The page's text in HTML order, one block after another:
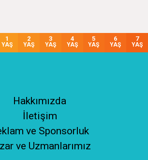
1
YAŞ
2
YAŞ
3
YAŞ
4
YAŞ
5
YAŞ
6
YAŞ
7
YAŞ
Hakkımızda
İletişim
ve Sponsorluk
ve Uzmanlarımız